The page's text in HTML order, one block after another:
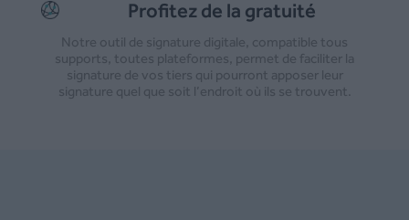
Profitez de la gratuité
Notre outil de signature digitale, compatible tous
supports, toutes plateformes, permet de faciliter la
signature de vos tiers qui pourront apposer leur
signature quel que soit l’endroit où ils se trouvent.